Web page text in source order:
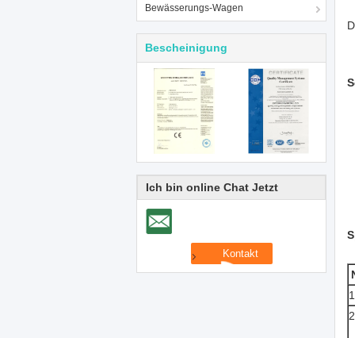
Bewässerungs-Wagen
Bescheinigung
Ich bin online Chat Jetzt